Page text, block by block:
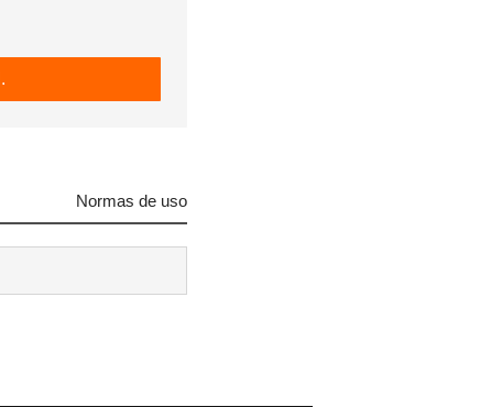
Normas de uso